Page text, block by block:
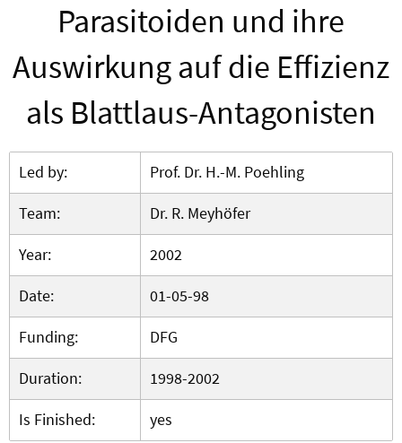
Parasitoiden und ihre
Auswirkung auf die Effizienz
als Blattlaus-Antagonisten
Led by:
Prof. Dr. H.-M. Poehling
Team:
Dr. R. Meyhöfer
Year:
2002
Date:
01-05-98
Funding:
DFG
Duration:
1998-2002
Is Finished:
yes